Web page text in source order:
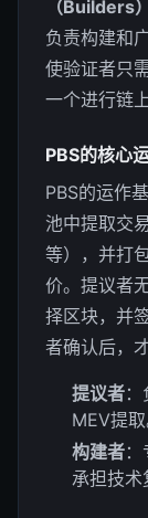
（Builders）
负责构建和
使验证者只
一个进行链
PBS的核心
PBS的运作
池中提取交
等），并打
价。提议者
择区块，并
者确认后，
提议者
MEV提取
构建者
承担技术